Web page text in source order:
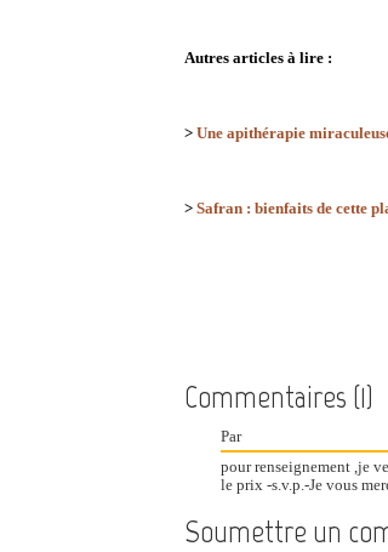
Autres articles à lire :
> Une apithérapie
> Safran : bienfaits de cette
Commentaires (1)
Par
pour renseignement ,je
le prix -s.v.p.-Je vous
Soumettre un